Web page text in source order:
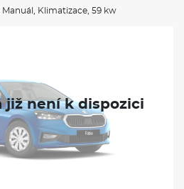
Manuál Klimatizace , 59 kw